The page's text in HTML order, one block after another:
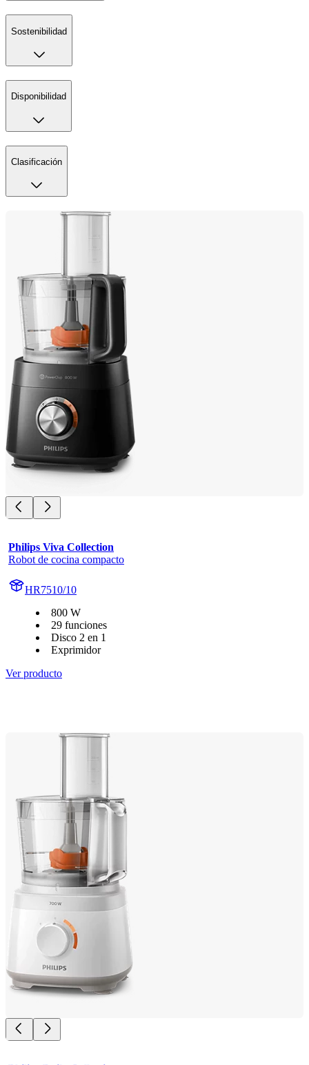
Sostenibilidad
Disponibilidad
Clasificación
Philips Viva Collection
Robot de cocina compacto
HR7510/10
800 W
29 funciones
Disco 2 en 1
Exprimidor
Ver producto